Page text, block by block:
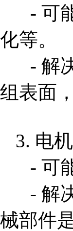
- 可
化等。
- 解
组表面
3. 电
- 可
- 解
械部件